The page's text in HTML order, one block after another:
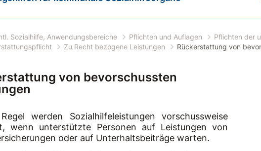
Sozialhilfe, Anwendungsbereiche Pflichten und Auflagen
Pflichten der
Zu Recht bezogene Leistungen Rückerstattung von
von bevorschussten
werden Sozialhilfeleistungen vorschussweise
wenn unterstützte Personen auf Leistungen von
oder auf Unterhaltsbeiträge warten.